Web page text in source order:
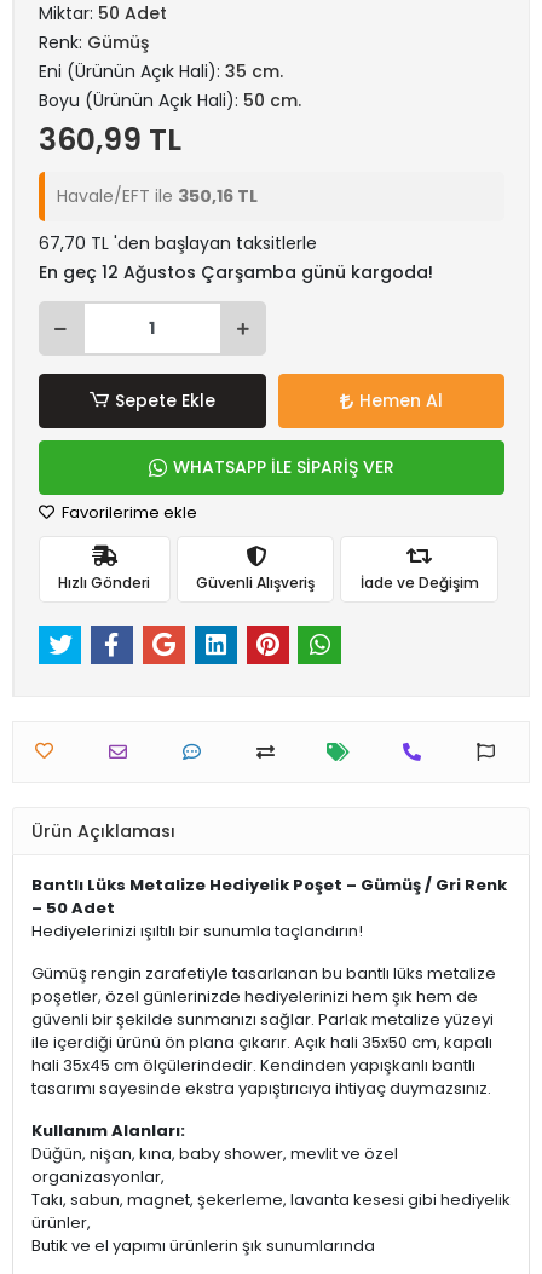
Miktar: 50 Adet
Renk: Gümüş
Eni (Ürünün Açık Hali): 35 cm.
Boyu (Ürünün Açık Hali): 50 cm.
360,99 TL
Havale/EFT ile 350,16 TL
67,70 TL 'den başlayan taksitlerle
En geç 12 Ağustos Çarşamba günü kargoda!
Sepete Ekle Hemen Al
WHATSAPP İLE SİPARİŞ VER
Favorilerime ekle
Hızlı Gönderi Güvenli Alışveriş İade ve Değişim
Ürün Açıklaması
Bantlı Lüks Metalize Hediyelik Poşet – Gümüş / Gri Renk
– 50 Adet
Hediyelerinizi ışıltılı bir sunumla taçlandırın!
Gümüş rengin zarafetiyle tasarlanan bu bantlı lüks metalize
poşetler, özel günlerinizde hediyelerinizi hem şık hem de
güvenli bir şekilde sunmanızı sağlar. Parlak metalize yüzeyi
ile içerdiği ürünü ön plana çıkarır. Açık hali 35x50 cm, kapalı
hali 35x45 cm ölçülerindedir. Kendinden yapışkanlı bantlı
tasarımı sayesinde ekstra yapıştırıcıya ihtiyaç duymazsınız.
Kullanım Alanları:
Düğün, nişan, kına, baby shower, mevlit ve özel
organizasyonlar,
Takı, sabun, magnet, şekerleme, lavanta kesesi gibi hediyelik
ürünler,
Butik ve el yapımı ürünlerin şık sunumlarında